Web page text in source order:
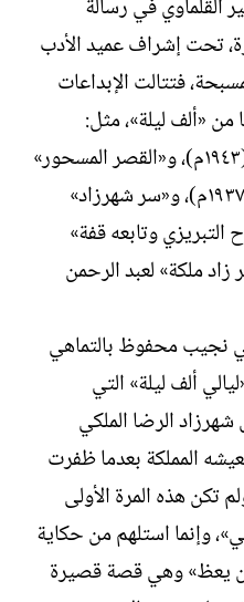
القلماوي في رسالة
تحت إشراف عميد الأدب
فتتالت الإبداعات
من «ألف ليلة»، مثل:
«أحلام شهرزاد» لطه حسين (١٩٤٣م)، و«القصر المسحور»
لتوفيق الحكيم وطه حسين (١٩٣٧م)، و«سر شهرزاد»
التبريزي وتابعه قفة»
و«شهر زاد ملكة» لعبد الرحمن
الروائي نجيب محفوظ بالتماهي
ألف ليلة» التي
الرضا الملكي
المملكة بعدما ظفرت
تكن هذه المرة الأولى
وإنما استلهم من حكاية
يعظ» وهي قصة قصيرة